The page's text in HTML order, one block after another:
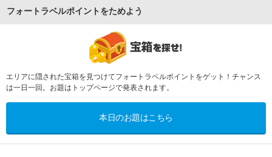
フォートラベルポイントをためよう
エリアに隠された宝箱を見つけてフォートラベルポイントをゲット！チャンス
は一日一回。お題はトップページで発表されます。
本日のお題はこちら